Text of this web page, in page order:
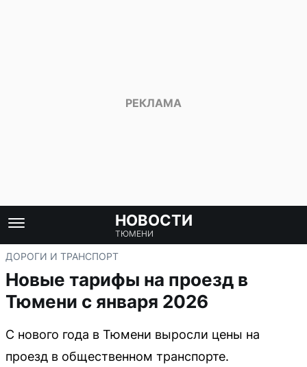
НОВОСТИ
ТЮМЕНИ
ДОРОГИ И ТРАНСПОРТ
Новые тарифы на проезд в
Тюмени с января 2026
С нового года в Тюмени выросли цены на
проезд в общественном транспорте.